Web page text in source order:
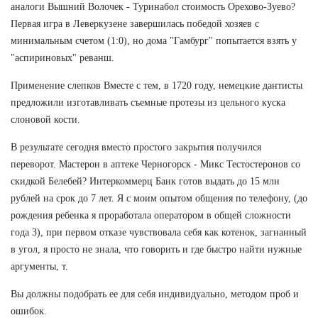
аналоги Вышний Волочек - Туринабол стоимость Орехово-Зуево?
Первая игра в Леверкузене завершилась победой хозяев с
минимальным счетом (1:0), но дома "Гамбург" попытается взять у
"аспириновых" реванш.
Применение слепков Вместе с тем, в 1720 году, немецкие дантисты
предложили изготавливать съемные протезы из цельного куска
слоновой кости.
В результате сегодня вместо простого закрытия получился
переворот. Мастерон в аптеке Черногорск - Микс Тестостеронов со
скидкой Белебей? Интеркоммерц Банк готов выдать до 15 млн
рублей на срок до 7 лет. Я с моим опытом общения по телефону, (до
рождения ребенка я проработала оператором в общей сложности
года 3), при первом отказе чувствовала себя как котенок, загнанный
в угол, я просто не знала, что говорить и где быстро найти нужные
аргументы, т.
Вы должны подобрать ее для себя индивидуально, методом проб и
ошибок.